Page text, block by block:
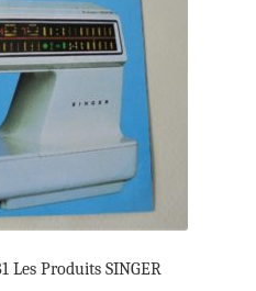
Les Produits SINGER